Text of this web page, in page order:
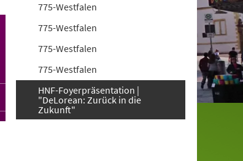
775-Westfalen
775-Westfalen
775-Westfalen
775-Westfalen
HNF-Foyerpräsentation |
"DeLorean: Zurück in die
Zukunft"